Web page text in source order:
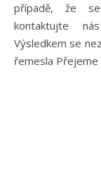
případě, že
kontaktujte
Výsledkem se
řemesla Přejeme